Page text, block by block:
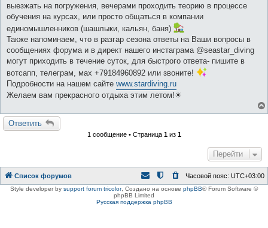
выезжать на погружения, вечерами проходить теорию в процессе
обучения на курсах, или просто общаться в компании
единомышленников (шашлыки, кальян, баня)
Также напоминаем, что в разгар сезона ответы на Ваши вопросы в
сообщениях форума и в директ нашего инстаграма @seastar_diving
могут приходить в течение суток, для быстрого ответа- пишите в
вотсапп, телеграм, мах +79184960892 или звоните!
Подробности на нашем сайте www.stardiving.ru
Желаем вам прекрасного отдыха этим летом!☀
Ответить
1 сообщение • Страница 1из 1
Перейти
Список форумов Часовой пояс: UTC+03:00
Style developer by support forum tricolor, Создано на основе phpBB® Forum Software ©
phpBB Limited
Русская поддержка phpBB